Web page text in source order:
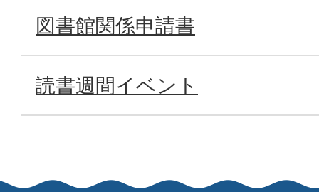
図書館関係申請書
読書週間イベント